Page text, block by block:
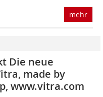
mehr
Die neue
made by
www.vitra.com